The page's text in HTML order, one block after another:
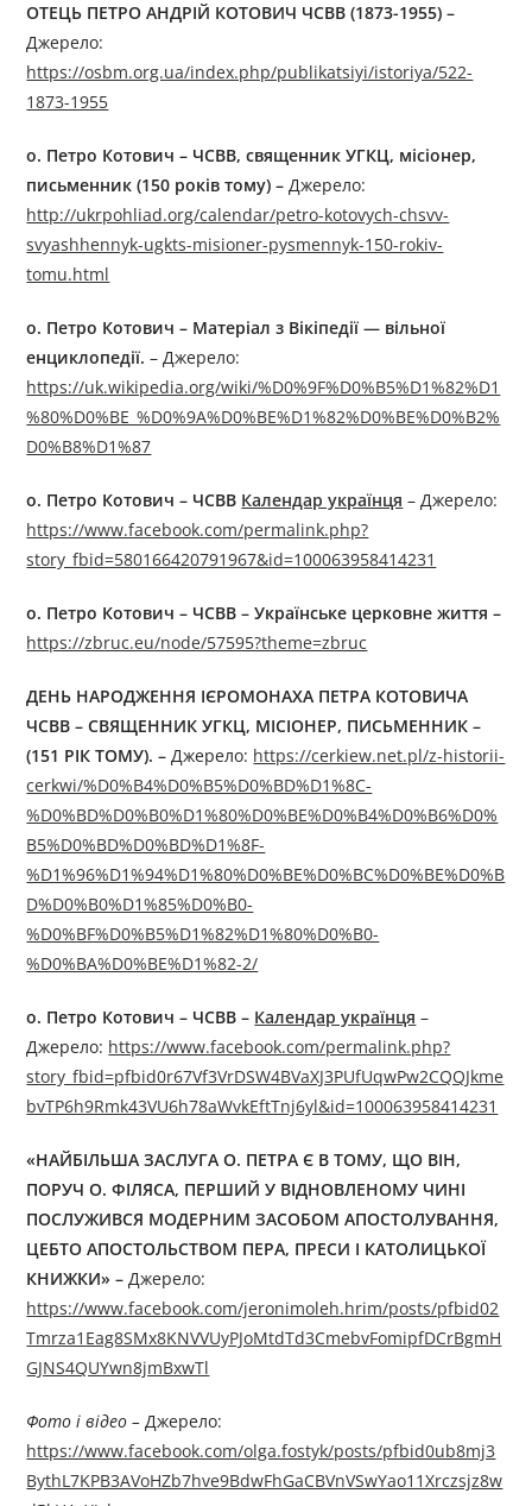
ОТЕЦЬ ПЕТРО АНДРІЙ КОТОВИЧ ЧСВВ (1873-1955) –
Джерелo:
https://osbm.org.ua/index.php/publikatsiyi/istoriya/522-
1873-1955
о. Петро Котович – ЧСВВ, священник УГКЦ, місіонер,
письменник (150 років тому) –Джерелo:
http://ukrpohliad.org/calendar/petro-kotovych-chsvv-
svyashhennyk-ugkts-misioner-pysmennyk-150-rokiv-
tomu.html
о. Петро Котович – Матеріал з Вікіпедії — вільної
енциклопедії.– Джерелo:
https://uk.wikipedia.org/wiki/%D0%9F%D0%B5%D1%82%D1
%80%D0%BE_%D0%9A%D0%BE%D1%82%D0%BE%D0%B2%
D0%B8%D1%87
о. Петро Котович – ЧСВВ Календар українця – Джерелo:
https://www.facebook.com/permalink.php?
story_fbid=580166420791967&id=100063958414231
о. Петро Котович – ЧСВВ –Українське церковне життя –
https://zbruc.eu/node/57595?theme=zbruc
ДЕНЬ НАРОДЖЕННЯ ІЄРОМОНАХА ПЕТРА КОТОВИЧА
ЧСВВ – СВЯЩЕННИК УГКЦ, МІСІОНЕР, ПИСЬМЕННИК –
(151 РІК ТОМУ). –Джерелo: https://cerkiew.net.pl/z-historii-
cerkwi/%D0%B4%D0%B5%D0%BD%D1%8C-
%D0%BD%D0%B0%D1%80%D0%BE%D0%B4%D0%B6%D0%
B5%D0%BD%D0%BD%D1%8F-
%D1%96%D1%94%D1%80%D0%BE%D0%BC%D0%BE%D0%B
D%D0%B0%D1%85%D0%B0-
%D0%BF%D0%B5%D1%82%D1%80%D0%B0-
%D0%BA%D0%BE%D1%82-2/
о. Петро Котович – ЧСВВ – Календар українця –
Джерелo: https://www.facebook.com/permalink.php?
story_fbid=pfbid0r67Vf3VrDSW4BVaXJ3PUfUqwPw2CQQJkme
bvTP6h9Rmk43VU6h78aWvkEftTnj6yl&id=100063958414231
«НАЙБІЛЬША ЗАСЛУГА О. ПЕТРА Є В ТОМУ, ЩО ВІН,
ПОРУЧ О. ФІЛЯСА, ПЕРШИЙ У ВІДНОВЛЕНОМУ ЧИНІ
ПОСЛУЖИВСЯ МОДЕРНИМ ЗАСОБОМ АПОСТОЛУВАННЯ,
ЦЕБТО АПОСТОЛЬСТВОМ ПЕРА, ПРЕСИ І КАТОЛИЦЬКОЇ
КНИЖКИ» – Джерелo:
https://www.facebook.com/jeronimoleh.hrim/posts/pfbid02
Tmrza1Eag8SMx8KNVVUyPJoMtdTd3CmebvFomipfDCrBgmH
GJNS4QUYwn8jmBxwTl
Фото і відео – Джерелo:
https://www.facebook.com/olga.fostyk/posts/pfbid0ub8mj3
BythL7KPB3AVoHZb7hve9BdwFhGaCBVnVSwYao11Xrczsjz8w